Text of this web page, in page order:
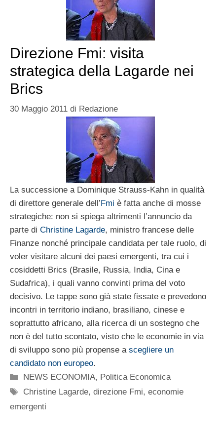
Direzione Fmi: visita
strategica della Lagarde nei
Brics
30 Maggio 2011 di Redazione
La successione a Dominique Strauss-Kahn in qualità
di direttore generale dell’ Fmi è fatta anche di mosse
strategiche: non si spiega altrimenti l’annuncio da
parte di Christine Lagarde, ministro francese delle
Finanze nonché principale candidata per tale ruolo, di
voler visitare alcuni dei paesi emergenti, tra cui i
cosiddetti Brics (Brasile, Russia, India, Cina e
Sudafrica), i quali vanno convinti prima del voto
decisivo. Le tappe sono già state fissate e prevedono
incontri in territorio indiano, brasiliano, cinese e
soprattutto africano, alla ricerca di un sostegno che
non è del tutto scontato, visto che le economie in via
di sviluppo sono più propense a scegliere un
candidato non europeo.
Categorie
NEWS ECONOMIA, Politica Economica
Tag
Christine Lagarde,direzione Fmi,economie
emergenti